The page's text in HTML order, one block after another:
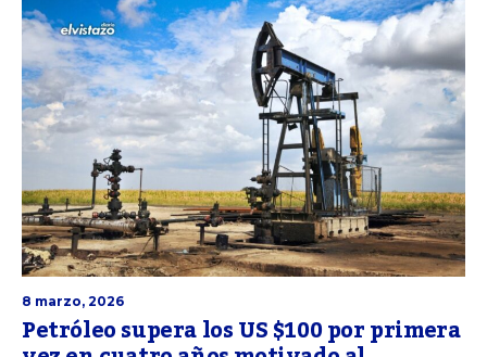
8 marzo, 2026
Petróleo supera los US $100 por primera